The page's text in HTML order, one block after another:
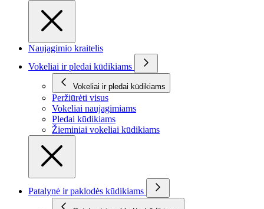
Naujagimio kraitelis
Vokeliai ir pledai kūdikiams
Vokeliai ir pledai kūdikiams
Peržiūrėti visus
Vokeliai naujagimiams
Pledai kūdikiams
Žieminiai vokeliai kūdikiams
Patalynė ir paklodės kūdikiams